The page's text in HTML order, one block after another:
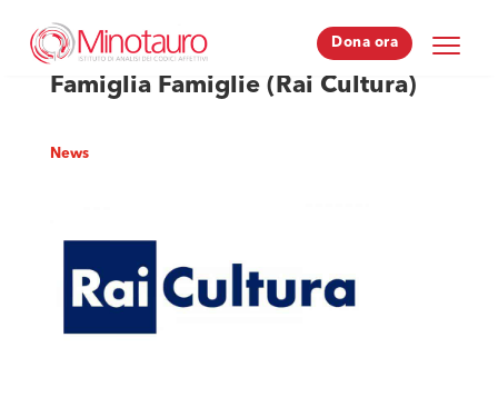
Dona ora
Dona ora
Famiglia Famiglie (Rai Cultura)
News